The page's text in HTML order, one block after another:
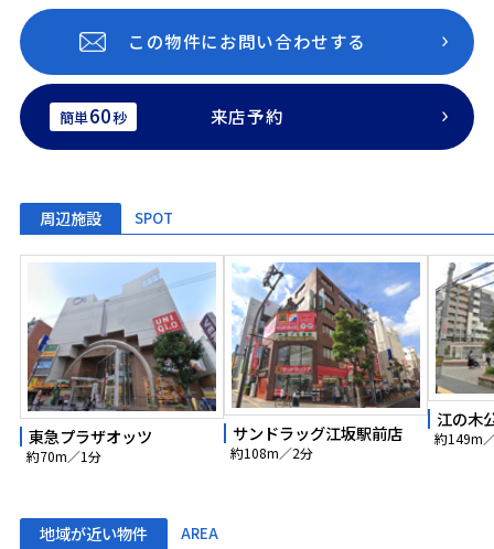
この物件にお問い合わせする
簡単60秒 来店予約
周辺施設 SPOT
東急プラザオッツ
約70m／1分
サンドラッグ江坂駅前店
約108m／2分
江の木
約149m
地域が近い物件 AREA